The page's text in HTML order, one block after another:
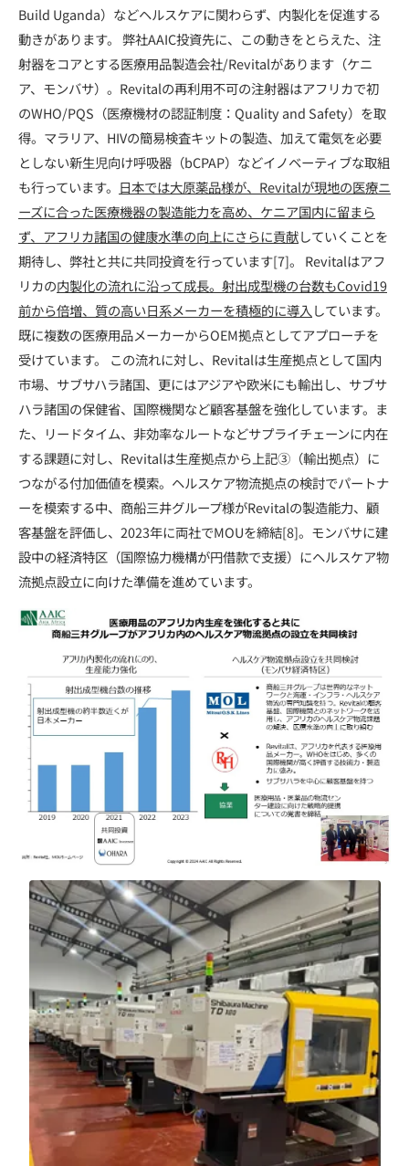
Build Uganda）などヘルスケアに関わらず、内製化を促進する
動きがあります。 弊社AAIC投資先に、この動きをとらえた、注
射器をコアとする医療用品製造会社/Revitalがあります（ケニ
ア、モンバサ）。Revitalの再利用不可の注射器はアフリカで初
のWHO/PQS（医療機材の認証制度：Quality and Safety）を取
得。マラリア、HIVの簡易検査キットの製造、加えて電気を必要
としない新生児向け呼吸器（bCPAP）などイノベーティブな取組
も行っています。 日本では大原薬品様が、Revitalが現地の医療ニ
ーズに合った医療機器の製造能力を高め、ケニア国内に留まら
ず、アフリカ諸国の健康水準の向上にさらに貢献していくことを
期待し、弊社と共に共同投資を行っています[7]。 Revitalはアフ
リカの内製化の流れに沿って成長。射出成型機の台数もCovid19
前から倍増、質の高い日系メーカーを積極的に導入 しています。
既に複数の医療用品メーカーからOEM拠点としてアプローチを
受けています。 この流れに対し、Revitalは生産拠点として国内
市場、サブサハラ諸国、更にはアジアや欧米にも輸出し、サブサ
ハラ諸国の保健省、国際機関など顧客基盤を強化しています。ま
た、リードタイム、非効率なルートなどサプライチェーンに内在
する課題に対し、Revitalは生産拠点から上記③（輸出拠点）に
つながる付加価値を模索。ヘルスケア物流拠点の検討でパートナ
ーを模索する中、商船三井グループ様がRevitalの製造能力、顧
客基盤を評価し、2023年に両社でMOUを締結[8]。モンバサに建
設中の経済特区（国際協力機構が円借款で支援）にヘルスケア物
流拠点設立に向けた準備を進めています。